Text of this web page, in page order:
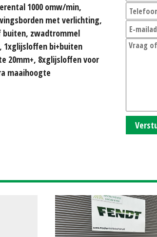
1000 omw/min,
met verlichting,
buiten, zwadtrommel
1xglijsloffen bi+buiten
20mm+, 8xglijsloffen voor
maaihoogte